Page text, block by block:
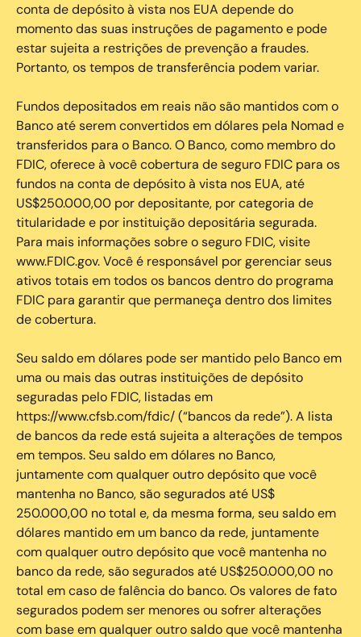
conta de depósito à vista nos EUA depende do
momento das suas instruções de pagamento e pode
estar sujeita a restrições de prevenção a fraudes.
Portanto, os tempos de transferência podem variar.
Fundos depositados em reais não são mantidos com o
Banco até serem convertidos em dólares pela Nomad e
transferidos para o Banco. O Banco, como membro do
FDIC, oferece à você cobertura de seguro FDIC para os
fundos na conta de depósito à vista nos EUA, até
US$250.000,00 por depositante, por categoria de
titularidade e por instituição depositária segurada.
Para mais informações sobre o seguro FDIC, visite
www.FDIC.gov. Você é responsável por gerenciar seus
ativos totais em todos os bancos dentro do programa
FDIC para garantir que permaneça dentro dos limites
de cobertura.
Seu saldo em dólares pode ser mantido pelo Banco em
uma ou mais das outras instituições de depósito
seguradas pelo FDIC, listadas em
https://www.cfsb.com/fdic/ (“bancos da rede”). A lista
de bancos da rede está sujeita a alterações de tempos
em tempos. Seu saldo em dólares no Banco,
juntamente com qualquer outro depósito que você
mantenha no Banco, são segurados até US$
250.000,00 no total e, da mesma forma, seu saldo em
dólares mantido em um banco da rede, juntamente
com qualquer outro depósito que você mantenha no
banco da rede, são segurados até US$250.000,00 no
total em caso de falência do banco. Os valores de fato
segurados podem ser menores ou sofrer alterações
com base em qualquer outro saldo que você mantenha